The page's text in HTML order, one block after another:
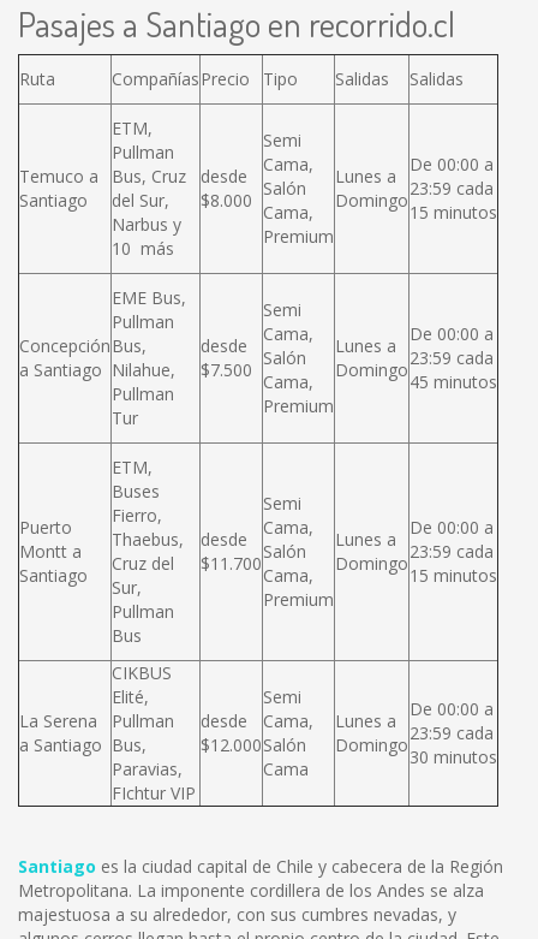
Pasajes a Santiago en recorrido.cl
Ruta CompañíasPrecio Tipo Salidas Salidas
Temuco a
Santiago
ETM,
Pullman
Bus, Cruz
del Sur,
Narbus y
10 más
desde
$8.000
Semi
Cama,
Salón
Cama,
Premium
Lunes a
Domingo
De 00:00 a
23:59 cada
15 minutos
Concepción
a Santiago
EME Bus,
Pullman
Bus,
Nilahue,
Pullman
Tur
desde
$7.500
Semi
Cama,
Salón
Cama,
Premium
Lunes a
Domingo
De 00:00 a
23:59 cada
45 minutos
Puerto
Montt a
Santiago
ETM,
Buses
Fierro,
Thaebus,
Cruz del
Sur,
Pullman
Bus
desde
$11.700
Semi
Cama,
Salón
Cama,
Premium
Lunes a
Domingo
De 00:00 a
23:59 cada
15 minutos
La Serena
a Santiago
CIKBUS
Elité,
Pullman
Bus,
Paravias,
FIchtur VIP
desde
$12.000
Semi
Cama,
Salón
Cama
Lunes a
Domingo
De 00:00 a
23:59 cada
30 minutos
Santiago es la ciudad capital de Chile y cabecera de la Región
Metropolitana. La imponente cordillera de los Andes se alza
majestuosa a su alrededor, con sus cumbres nevadas, y